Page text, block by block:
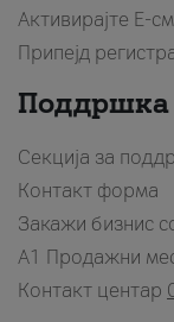
Активирајте Е-
Припејд
Поддршка
Секција за
Контакт форма
Закажи бизнис
A1 Продажни
Контакт центар